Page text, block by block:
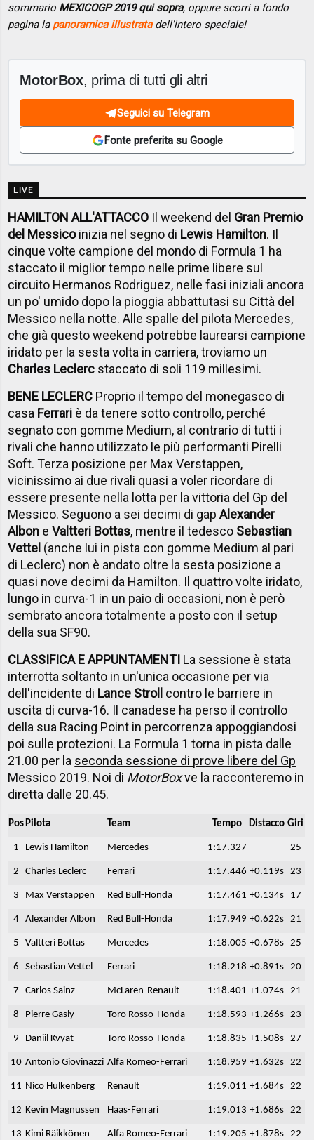
sommario MEXICOGP 2019 qui sopra, oppure scorri a fondo
pagina la panoramica illustratadell'intero speciale!
MotorBox, prima di tutti gli altri
Seguici su Telegram
Fonte preferita su Google
LIVE
HAMILTON ALL'ATTACCO Il weekend del Gran Premio
del Messicoinizia nel segno di Lewis Hamilton. Il
cinque volte campione del mondo di Formula 1 ha
staccato il miglior tempo nelle prime libere sul
circuito Hermanos Rodriguez, nelle fasi iniziali ancora
un po' umido dopo la pioggia abbattutasi su Città del
Messico nella notte. Alle spalle del pilota Mercedes,
che già questo weekend potrebbe laurearsi campione
iridato per la sesta volta in carriera, troviamo un
Charles Leclerc staccato di soli 119 millesimi.
BENE LECLERC Proprio il tempo del monegasco di
casa Ferrari è da tenere sotto controllo, perché
segnato con gomme Medium, al contrario di tutti i
rivali che hanno utilizzato le più performanti Pirelli
Soft. Terza posizione per Max Verstappen,
vicinissimo ai due rivali quasi a voler ricordare di
essere presente nella lotta per la vittoria del Gp del
Messico. Seguono a sei decimi di gapAlexander
Albon eValtteri Bottas, mentre il tedesco Sebastian
Vettel (anche lui in pista con gomme Medium al pari
di Leclerc) non è andato oltre la sesta posizione a
quasi nove decimi da Hamilton. Il quattro volte iridato,
lungo in curva-1 in un paio di occasioni, non è però
sembrato ancora totalmente a posto con il setup
della sua SF90.
CLASSIFICA E APPUNTAMENTI La sessione è stata
interrotta soltanto in un'unica occasione per via
dell'incidente di Lance Stroll contro le barriere in
uscita di curva-16. Il canadese ha perso il controllo
della sua Racing Point in percorrenza appoggiandosi
poi sulle protezioni. La Formula 1 torna in pista dalle
21.00 per la seconda sessione di prove libere del Gp
Messico 2019. Noi di MotorBoxve la racconteremo in
diretta dalle 20.45.
Pos Pilota Team Tempo Distacco Giri
1 Lewis Hamilton Mercedes 1:17.327 25
2 Charles Leclerc Ferrari 1:17.446 +0.119s 23
3 Max Verstappen Red Bull-Honda 1:17.461 +0.134s 17
4 Alexander Albon Red Bull-Honda 1:17.949 +0.622s 21
5 Valtteri Bottas Mercedes 1:18.005 +0.678s 25
6 Sebastian Vettel Ferrari 1:18.218 +0.891s 20
7 Carlos Sainz McLaren-Renault 1:18.401 +1.074s 21
8 Pierre Gasly Toro Rosso-Honda 1:18.593 +1.266s 23
9 Daniil Kvyat Toro Rosso-Honda 1:18.835 +1.508s 27
10 Antonio Giovinazzi Alfa Romeo-Ferrari 1:18.959 +1.632s 22
11 Nico Hulkenberg Renault 1:19.011 +1.684s 22
12 Kevin Magnussen Haas-Ferrari 1:19.013 +1.686s 22
13 Kimi Räikkönen Alfa Romeo-Ferrari 1:19.205 +1.878s 22